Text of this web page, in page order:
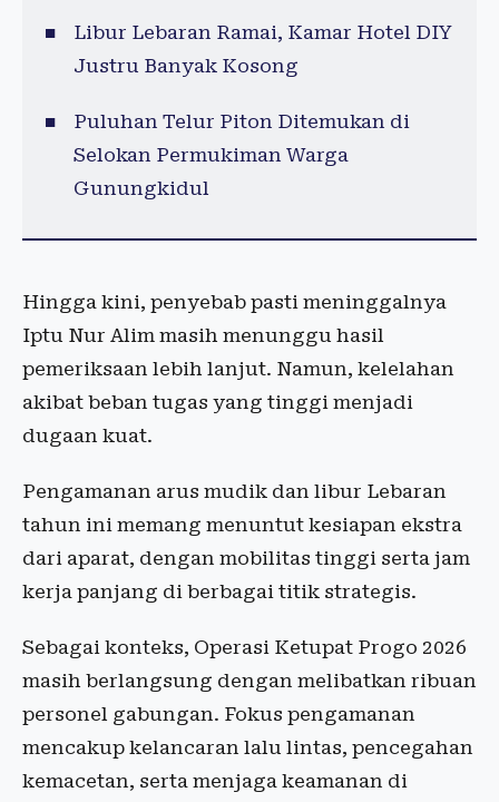
Libur Lebaran Ramai, Kamar Hotel DIY
Justru Banyak Kosong
Puluhan Telur Piton Ditemukan di
Selokan Permukiman Warga
Gunungkidul
Hingga kini, penyebab pasti meninggalnya
Iptu Nur Alim masih menunggu hasil
pemeriksaan lebih lanjut. Namun, kelelahan
akibat beban tugas yang tinggi menjadi
dugaan kuat.
Pengamanan arus mudik dan libur Lebaran
tahun ini memang menuntut kesiapan ekstra
dari aparat, dengan mobilitas tinggi serta jam
kerja panjang di berbagai titik strategis.
Sebagai konteks, Operasi Ketupat Progo 2026
masih berlangsung dengan melibatkan ribuan
personel gabungan. Fokus pengamanan
mencakup kelancaran lalu lintas, pencegahan
kemacetan, serta menjaga keamanan di